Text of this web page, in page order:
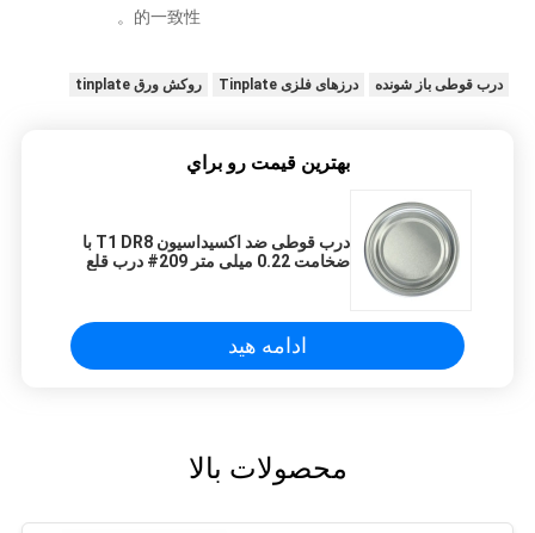
的一致性。
درب قوطی باز شونده درزهای فلزی Tinplate روکش ورق tinplate
بهترين قيمت رو براي
درب قوطی ضد اکسیداسیون T1 DR8 با
ضخامت 0.22 میلی متر 209# درب قلع
ادامه هید
محصولات بالا